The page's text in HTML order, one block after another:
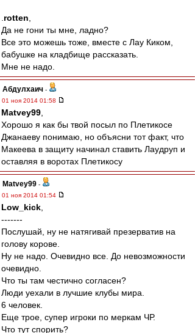
rotten
Да не гони ты мне, ладно?
Все это можешь тоже, вместе с Лау Киком,
бабушке на кладбище рассказать.
Мне не надо.
Абдулхаич -
01 ноя 2014 01:58
Matvey99
Хорошо я как бы твой посыл по Плетикосе
Джанаеву понимаю, но объясни тот факт, что
Макеева в защиту начинал ставить Лаудруп и
оставляя в воротах Плетикосу
Matvey99 -
01 ноя 2014 01:54
Low_kick
-------
Послушай, ну не натягивай презерватив на
голову корове.
Ну не надо. Очевидно все. До невозможности
очевидно.
Что ты там честично согласен?
Люди уехали в лучшие клубы мира.
6 человек.
Еще трое, супер игроки по меркам ЧР.
Что тут спорить?